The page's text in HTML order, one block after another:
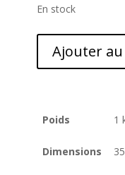
En stock
Ajouter
Poids 1
Dimensions